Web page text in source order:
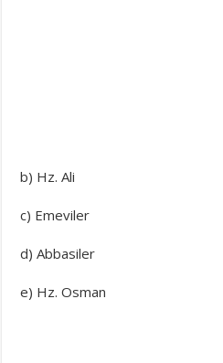
b) Hz. Ali
c) Emeviler
d) Abbasiler
e) Hz. Osman